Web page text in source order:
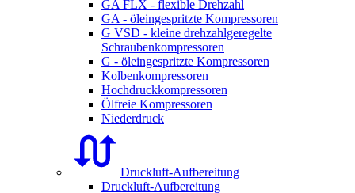
GA FLX - flexible Drehzahl
GA - öleingespritzte Kompressoren
G VSD - kleine drehzahlgeregelte
Schraubenkompressoren
G - öleingespritzte Kompressoren
Kolbenkompressoren
Hochdruckkompressoren
Ölfreie Kompressoren
Niederdruck
Druckluft-Aufbereitung
Druckluft-Aufbereitung